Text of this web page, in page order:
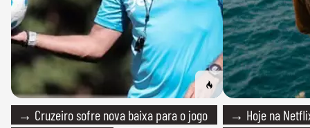
→ Cruzeiro sofre nova baixa para o jogo
→ Hoje na